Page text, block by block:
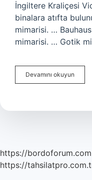
İngiltere Kraliçesi
binalara atıfta
mimarisi. …
mimarisi. … Gotik
Devamını okuyun
Türleri
https://bordoforum.com
https://